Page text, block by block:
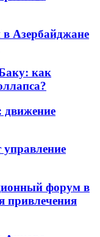
Азербайджане
как
движение
управление
форум в
привлечения